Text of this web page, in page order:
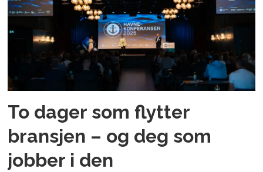
To dager som flytter
bransjen – og deg som
jobber i den